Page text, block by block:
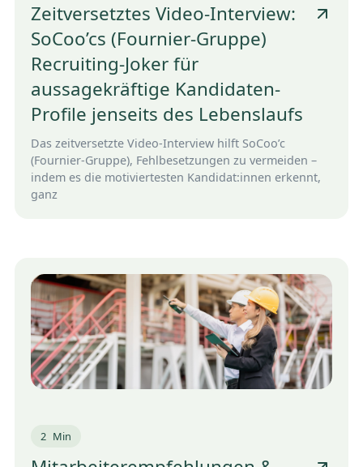
Zeitversetztes Video-Interview:
SoCoo’cs (Fournier-Gruppe)
Recruiting-Joker für
aussagekräftige Kandidaten-
Profile jenseits des Lebenslaufs
Das zeitversetzte Video-Interview hilft SoCoo’c
(Fournier-Gruppe), Fehlbesetzungen zu vermeiden –
indem es die motiviertesten Kandidat:innen erkennt,
ganz
2 Min